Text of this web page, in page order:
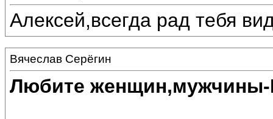
Алексей,всегда рад тебя
Вячеслав Серёгин
Любите женщин,мужчины-